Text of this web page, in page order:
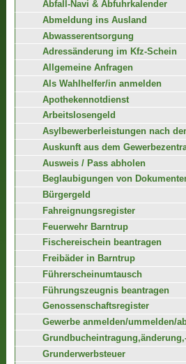
Abfall-Navi & Abfuhrkalender
Abmeldung ins Ausland
Abwasserentsorgung
Adressänderung im Kfz-Schein
Allgemeine Anfragen
Als Wahlhelfer/in anmelden
Apothekennotdienst
Arbeitslosengeld
Asylbewerberleistungen nach
Auskunft aus dem
Ausweis / Pass abholen
Beglaubigungen von
Bürgergeld
Fahreignungsregister
Feuerwehr Barntrup
Fischereischein beantragen
Freibäder in Barntrup
Führerscheinumtausch
Führungszeugnis beantragen
Genossenschaftsregister
Gewerbe anmelden/ummelden/
Grunderwerbsteuer